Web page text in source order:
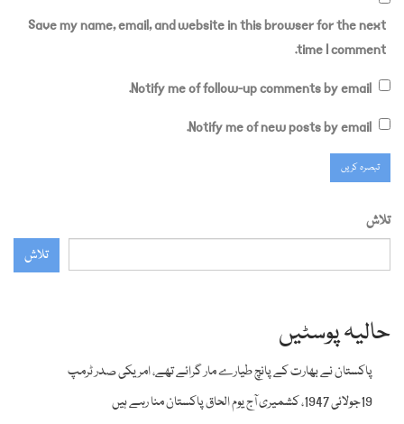
Save my name, email, and website in this browser for the next
time I comment.
Notify me of follow-up comments by email.
Notify me of new posts by email.
تلاش
تلاش
حالیہ پوسٹیں
پاکستان نے بھارت کے پانچ طیارے مار گرائے تھے، امریکی صدر ٹرمپ
19جولائی 1947، کشمیری آج یوم الحاق پاکستان منا رہے ہیں